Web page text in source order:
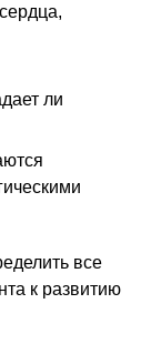
ли
все
к развитию